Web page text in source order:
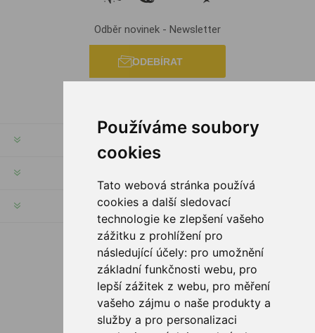
Používáme soubory
cookies
Tato webová stránka používá
cookies a další sledovací
technologie ke zlepšení vašeho
zážitku z prohlížení pro
následující účely: pro umožnění
základní funkčnosti webu, pro
lepší zážitek z webu, pro měření
vašeho zájmu o naše produkty a
služby a pro personalizaci
Odběr novinek - Newsletter
ODEBÍRAT
INFORMACE
SLEDUJTE NÁS
MOŽNOSTI PLATBY